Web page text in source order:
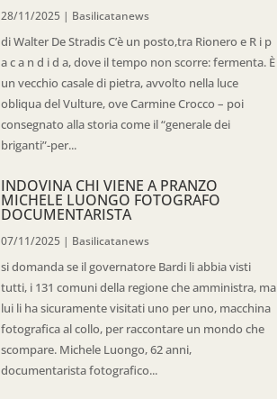
28/11/2025 | Basilicatanews
di Walter De Stradis C’è un posto,tra Rionero e R i p
a c a n d i d a, dove il tempo non scorre: fermenta. È
un vecchio casale di pietra, avvolto nella luce
obliqua del Vulture, ove Carmine Crocco – poi
consegnato alla storia come il “generale dei
briganti”-per...
INDOVINA CHI VIENE A PRANZO
MICHELE LUONGO FOTOGRAFO
DOCUMENTARISTA
07/11/2025 | Basilicatanews
si domanda se il governatore Bardi li abbia visti
tutti, i 131 comuni della regione che amministra, ma
lui li ha sicuramente visitati uno per uno, macchina
fotografica al collo, per raccontare un mondo che
scompare. Michele Luongo, 62 anni,
documentarista fotografico...